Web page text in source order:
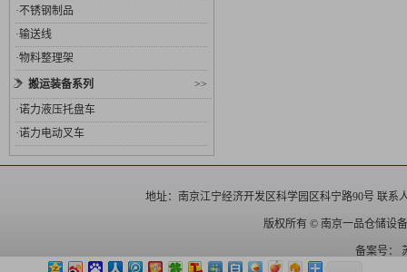
·不锈钢制品
·输送线
·物料整理架
>>
搬运装备系列
·诺力液压托盘车
·诺力电动叉车
地址：南京江宁经济开发区科学园区科宁路90号 联系
版权所有 © 南京一品仓储设
备案号：